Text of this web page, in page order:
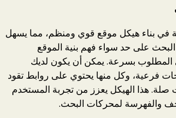
في بناء هيكل موقع قوي ومنظم، مما يسهل
على حد سواء فهم بنية الموقع
المطلوب بسرعة. يمكن أن يكون لديك
فرعية، وكل منها يحتوي على روابط تقود
هذا الهيكل يعزز من تجربة المستخدم
والفهرسة لمحركات البحث.